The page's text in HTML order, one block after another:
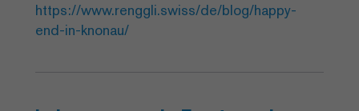
https://www.renggli.swiss/de/blog/happy-
end-in-knonau/